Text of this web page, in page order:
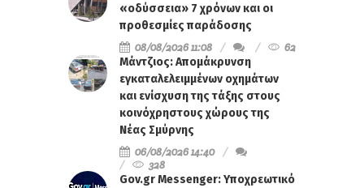
«οδύσσεια» 7 χρόνων και οι
προθεσμίες παράδοσης
08/08/2026 11:08
62
Μάντζιος: Απομάκρυνση
εγκαταλελειμμένων οχημάτων
και ενίσχυση της τάξης στους
κοινόχρηστους χώρους της
Νέας Σμύρνης
06/08/2026 14:40
328
Gov.gr Messenger: Υποχρεωτικό